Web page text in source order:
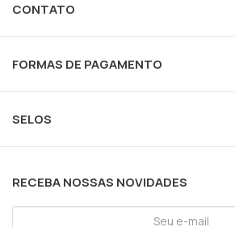
CONTATO
FORMAS DE PAGAMENTO
SELOS
RECEBA NOSSAS NOVIDADES